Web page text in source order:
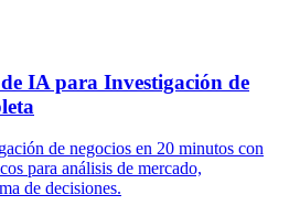
IA para Investigación de
de negocios en 20 minutos con
para análisis de mercado,
de decisiones.